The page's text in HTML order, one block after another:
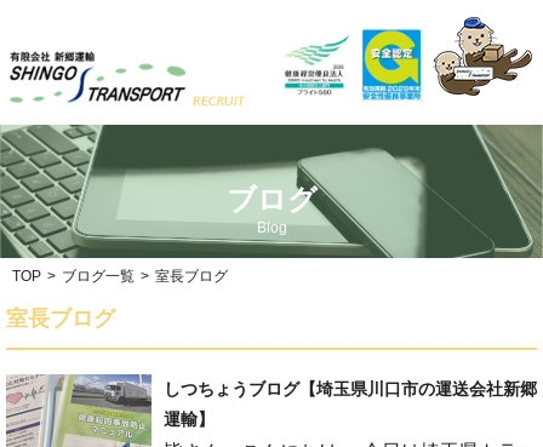
ブログ
Blog
TOP > ブログ一覧 > 室長ブログ
室長ブログ
しつちょうブログ【埼玉県川口市の運送会社新郷
運輸】